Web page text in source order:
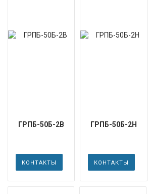
ГРПБ-50Б-2В
КОНТАКТЫ
ГРПБ-50Б-2Н
КОНТАКТЫ